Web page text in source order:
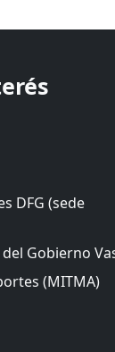
DFG (sede
Gobierno
(MITMA)